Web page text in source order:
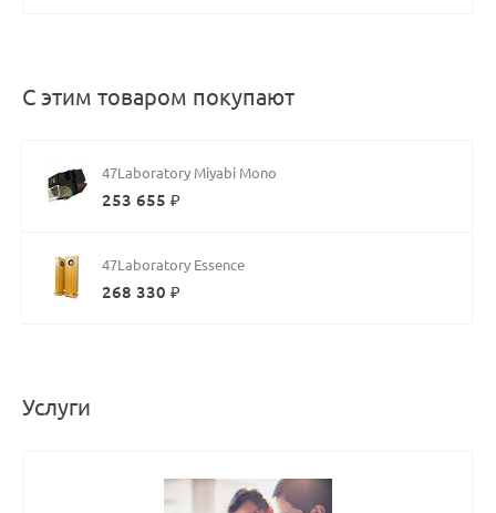
С этим товаром покупают
47Laboratory Miyabi Mono
253 655 ₽
47Laboratory Essence
268 330 ₽
Услуги